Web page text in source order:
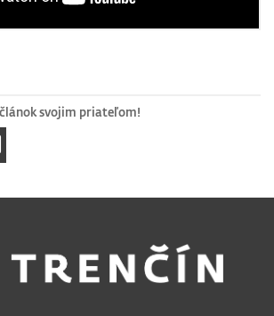
svojim priateľom!